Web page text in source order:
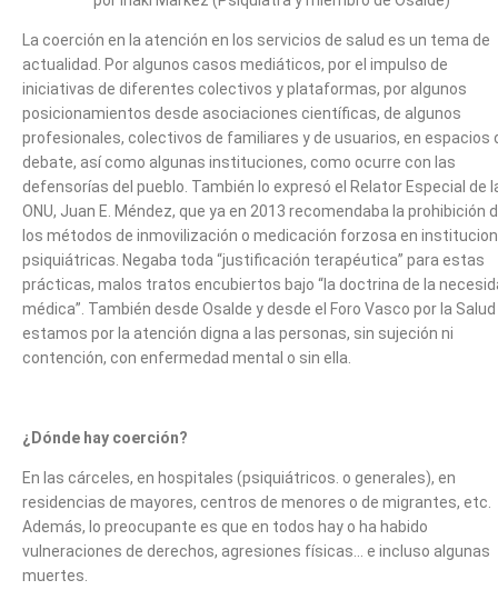
La coerción en la atención en los servicios de salud es un tema de
actualidad. Por algunos casos mediáticos, por el impulso de
iniciativas de diferentes colectivos y plataformas, por algunos
posicionamientos desde asociaciones científicas, de algunos
profesionales, colectivos de familiares y de usuarios, en espacios
debate, así como algunas instituciones, como ocurre con las
defensorías del pueblo. También lo expresó el Relator Especial de
ONU, Juan E. Méndez, que ya en 2013 recomendaba la prohibición
los métodos de inmovilización o medicación forzosa en
psiquiátricas. Negaba toda “justificación terapéutica” para estas
prácticas, malos tratos encubiertos bajo “la doctrina de la
médica”. También desde Osalde y desde el Foro Vasco por la Salud
estamos por la atención digna a las personas, sin sujeción ni
contención, con enfermedad mental o sin ella.
¿Dónde hay coerción?
En las cárceles, en hospitales (psiquiátricos. o generales), en
residencias de mayores, centros de menores o de migrantes, etc.
Además, lo preocupante es que en todos hay o ha habido
vulneraciones de derechos, agresiones físicas… e incluso algunas
muertes.